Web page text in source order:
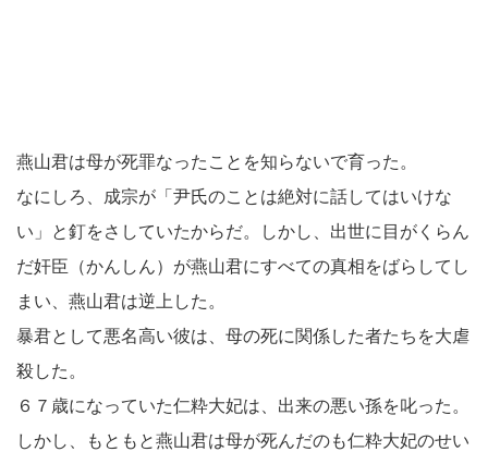
燕山君は母が死罪なったことを知らないで育った。
なにしろ、成宗が「尹氏のことは絶対に話してはいけな
い」と釘をさしていたからだ。しかし、出世に目がくらん
だ奸臣（かんしん）が燕山君にすべての真相をばらしてし
まい、燕山君は逆上した。
暴君として悪名高い彼は、母の死に関係した者たちを大虐
殺した。
６７歳になっていた仁粋大妃は、出来の悪い孫を叱った。
しかし、もともと燕山君は母が死んだのも仁粋大妃のせい